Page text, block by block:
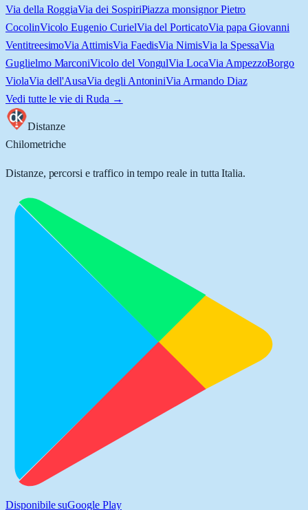
Via della RoggiaVia dei SospiriPiazza monsignor Pietro
CocolinVicolo Eugenio CurielVia del PorticatoVia papa Giovanni
VentitreesimoVia AttimisVia FaedisVia NimisVia la SpessaVia
Guglielmo MarconiVicolo del VongulVia LocaVia AmpezzoBorgo
ViolaVia dell'AusaVia degli AntoniniVia Armando Diaz
Vedi tutte le vie di Ruda →
Distanze
Chilometriche
Distanze, percorsi e traffico in tempo reale in tutta Italia.
Disponibile suGoogle Play